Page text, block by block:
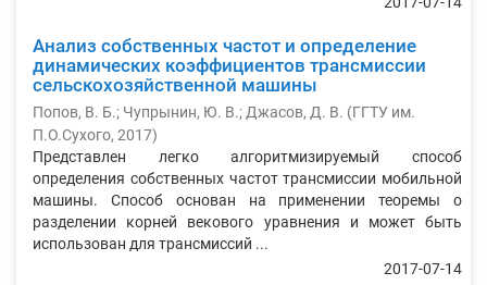
Анализ собственных частот и определение
динамических коэффициентов трансмиссии
сельскохозяйственной машины
Попов, В. Б.; Чупрынин, Ю. В.; Джасов, Д. В. (ГГТУ им.
П.О.Сухого, 2017)
Представлен легко алгоритмизируемый способ
определения собственных частот трансмиссии мобильной
машины. Способ основан на применении теоремы о
разделении корней векового уравнения и может быть
использован для трансмиссий ...
2017-07-14